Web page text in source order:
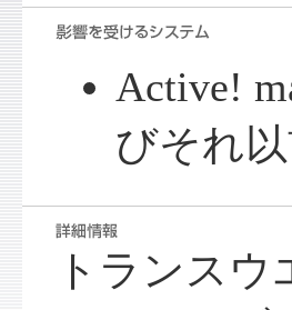
Active!
びそれ
トランス